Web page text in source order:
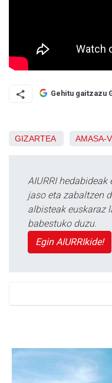
Gehitu gaitzazu
GIZARTEA AMASA-
AIURRI
jaso eta zabaltzen
albisteak euskaraz
babestuko duzu.
Egin AIURRIkide!